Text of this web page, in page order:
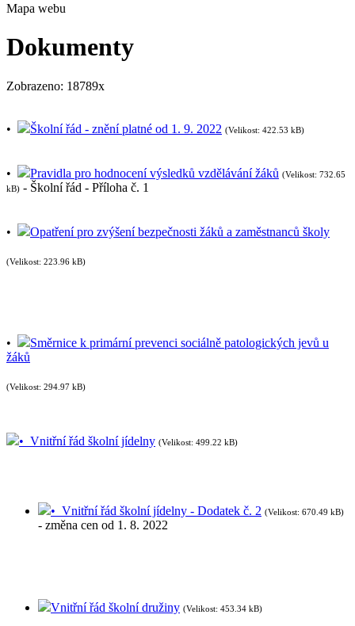
Mapa webu
Dokumenty
Zobrazeno: 18789x
• Školní řád - znění platné od 1. 9. 2022 (Velikost: 422.53 kB)
• Pravidla pro hodnocení výsledků vzdělávání žáků (Velikost: 732.65
kB) - Školní řád - Příloha č. 1
• Opatření pro zvýšení bezpečnosti žáků a zaměstnanců školy
(Velikost: 223.96 kB)
•
Směrnice k primární prevenci sociálně patologických jevů u
žáků
(Velikost: 294.97 kB)
• Vnitřní řád školní jídelny (Velikost: 499.22 kB)
• Vnitřní řád školní jídelny - Dodatek č. 2 (Velikost: 670.49 kB)
- změna cen od 1. 8. 2022
Vnitřní řád školní družiny (Velikost: 453.34 kB)